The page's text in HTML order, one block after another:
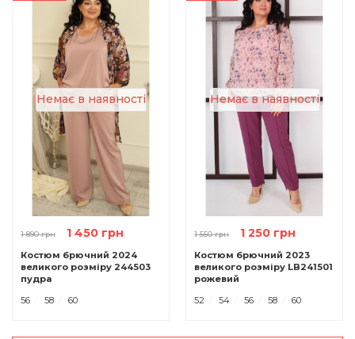
Немає в наявності
1 890 грн 1 450 грн
Костюм брючний 2024
великого розміру 244503
пудра
56
58 60
Немає в наявності
1 550 грн 1 250 грн
Костюм брючний 2023
великого розміру LB241501
рожевий
52
54 56 58 60